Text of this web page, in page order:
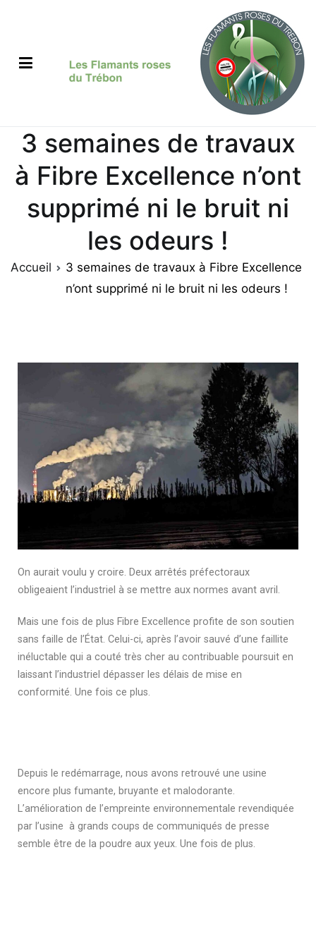
3 semaines de travaux
à Fibre Excellence n’ont
supprimé ni le bruit ni
les odeurs !
Accueil
3 semaines de travaux à Fibre Excellence
n’ont supprimé ni le bruit ni les odeurs !
On aurait voulu y croire. Deux arrêtés préfectoraux
obligeaient l’industriel à se mettre aux normes avant avril.
Mais une fois de plus Fibre Excellence profite de son soutien
sans faille de l’État. Celui-ci, après l’avoir sauvé d’une faillite
inéluctable qui a couté très cher au contribuable poursuit en
laissant l’industriel dépasser les délais de mise en
conformité. Une fois ce plus.
Depuis le redémarrage, nous avons retrouvé une usine
encore plus fumante, bruyante et malodorante.
L’amélioration de l’empreinte environnementale revendiquée
par l’usine à grands coups de communiqués de presse
semble être de la poudre aux yeux. Une fois de plus.